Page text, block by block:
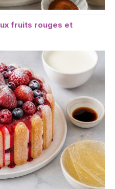
fruits rouges et